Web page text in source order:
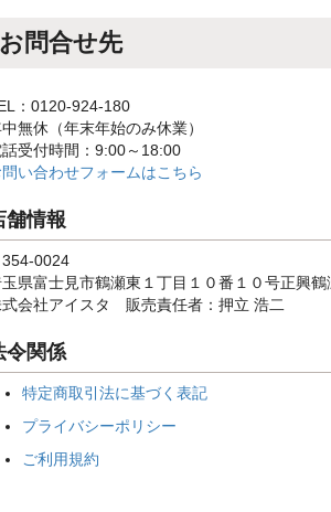
お問合せ先
：0120-924-180
無休（年末年始のみ休業）
受付時間：9:00～18:00
い合わせフォームはこちら
舗情報
0024
県富士見市鶴瀬東１丁目１０番１０号正興
会社アイスタ 販売責任者：押立 浩二
令関係
特定商取引法に基づく表記
プライバシーポリシー
ご利用規約